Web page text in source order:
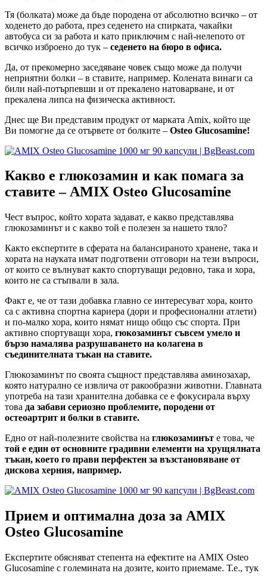
Тя (болката) може да бъде породена от абсолютно всичко – от
ходенето до работа, през седенето на спирката, чакайки
автобуса си за работа и като приключим с най-нелепото от
всичко изброено до тук – седенето на бюро в офиса.
Да, от прекомерно заседяване човек също може да получи
неприятни болки – в ставите, например. Колената винаги са
били най-потърпевши и от прекалено натоварване, и от
прекалена липса на физическа активност.
Днес ще Ви представим продукт от марката Amix, който ще
Ви помогне да се отървете от болките – Osteo Glucosamine!
Какво е глюкозамин и как помага за
ставите – AMIX Osteo Glucosamine
Чест въпрос, който хората задават, е какво представлява
глюкозаминът и с какво той е полезен за нашето тяло?
Както експертите в сферата на балансираното хранене, така и
хората на науката имат подготвени отговори на тези въпроси,
от които се вълнуват както спортуващи редовно, така и хора,
които не са стъпвали в зала.
Факт е, че от тази добавка главно се интересуват хора, които
са с активна спортна кариера (дори и професионални атлети)
и по-малко хора, които нямат нищо общо със спорта. При
активно спортуващи хора, гюкозаминът съвсем умело и
бързо намалява разрушаването на колагена в
съединителната тъкан на ставите.
Глюкозаминът по своята същност представлява аминозахар,
която натурално се извлича от ракообразни животни. Главната
употреба на тази хранителна добавка се е фокусирала върху
това да забави сериозно проблемите, породени от
остеоартрит и болки в ставите.
Едно от най-полезните свойства на глюкозаминът е това, че
той е един от основните градивни елементи на хрущялната
тъкан, което го прави перфектен за възстановяване от
дискова херния, например.
Прием и оптимална доза за AMIX
Osteo Glucosamine
Експертите обясняват степента на ефектите на AMIX Osteo
Glucosamine с големината на дозите, които приемаме. Т.е., тук